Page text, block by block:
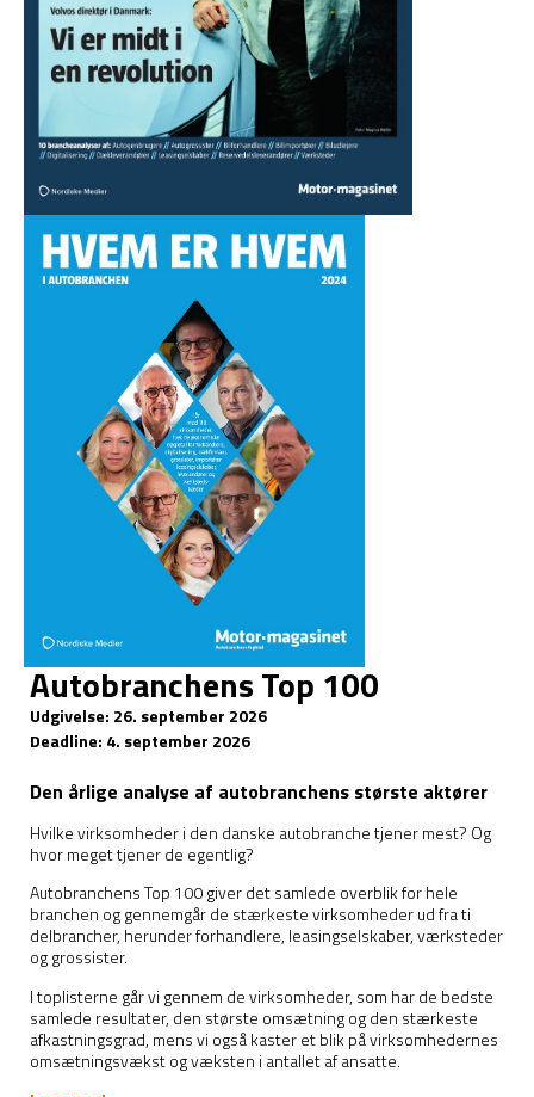
Autobranchens Top 100
Udgivelse: 26. september 2026
Deadline: 4. september 2026
Den årlige analyse af autobranchens største aktører
Hvilke virksomheder i den danske autobranche tjener mest? Og
hvor meget tjener de egentlig?
Autobranchens Top 100 giver det samlede overblik for hele
branchen og gennemgår de stærkeste virksomheder ud fra ti
delbrancher, herunder forhandlere, leasingselskaber, værksteder
og grossister.
I toplisterne går vi gennem de virksomheder, som har de bedste
samlede resultater, den største omsætning og den stærkeste
afkastningsgrad, mens vi også kaster et blik på virksomhedernes
omsætningsvækst og væksten i antallet af ansatte.